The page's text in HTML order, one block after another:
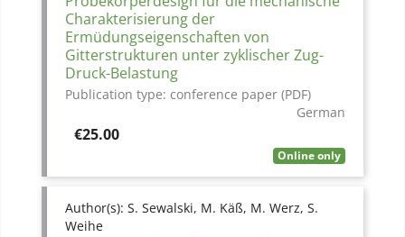
Charakterisierung der
Ermüdungseigenschaften von
Gitterstrukturen unter zyklischer Zug-
Druck-Belastung
Publication type: conference paper (PDF)
German
Price
€25.00
Online only
Author(s): S. Sewalski, M. Käß, M. Werz, S.
Weihe